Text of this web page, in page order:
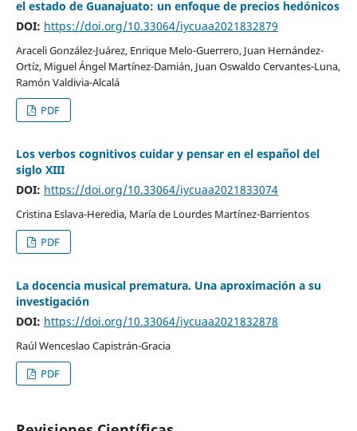
el estado de Guanajuato: un enfoque de precios hedónicos
DOI: https://doi.org/10.33064/iycuaa2021832879
Araceli González-Juárez, Enrique Melo-Guerrero, Juan Hernández-
Ortíz, Miguel Ángel Martínez-Damián, Juan Oswaldo Cervantes-Luna,
Ramón Valdivia-Alcalá
PDF
Los verbos cognitivos cuidar y pensar en el español del
siglo XIII
DOI: https://doi.org/10.33064/iycuaa2021833074
Cristina Eslava-Heredia, María de Lourdes Martínez-Barrientos
PDF
La docencia musical prematura. Una aproximación a su
investigación
DOI: https://doi.org/10.33064/iycuaa2021832878
Raúl Wenceslao Capistrán-Gracia
PDF